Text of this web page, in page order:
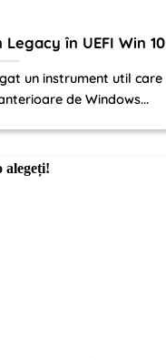
în UEFI Win 10
un instrument util care
de Windows...